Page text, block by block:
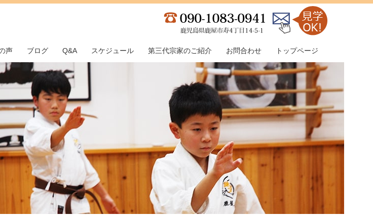
声 ブログ Q&A スケジュール 第三代宗家のご紹介 お問合わせ トップページ